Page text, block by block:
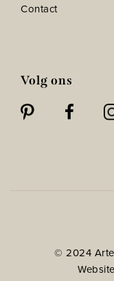
Contact
Volg ons
© 2024